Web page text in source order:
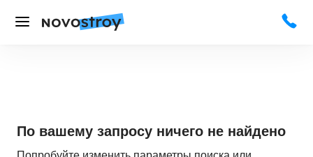
По вашему запросу ничего не найдено